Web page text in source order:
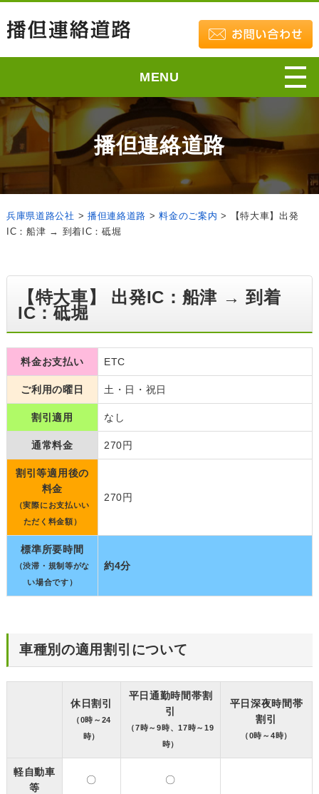
MENU
播但連絡道路
兵庫県道路公社 > 播但連絡道路 >料金のご案内 >
【特大車】出発
IC：船津 → 到着IC：砥堀
【特大車】 出発IC：船津 → 到着
IC：砥堀
料金お支払い ETC
ご利用の曜日 土・日・祝日
割引適用 なし
通常料金 270円
割引等適用後の
料金
（実際にお支払いい
ただく料金額）
270円
標準所要時間
（渋滞・規制等がな
い場合です）
約4分
車種別の適用割引について
休日割引
（0時～24
時）
平日通勤時間帯割
引
（7時～9時、17時～19
時）
平日深夜時間帯
割引
（0時～4時）
軽自動車
等
〇 〇